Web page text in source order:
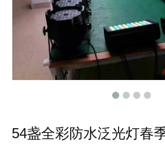
54盏全彩防水泛光灯春